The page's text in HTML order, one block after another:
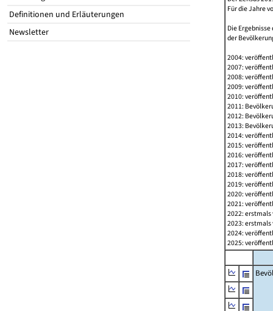
Definitionen und Erläuterungen
Newsletter
Für die Jahre
Die
der
2004:
2007:
2008:
2009:
2010:
2011:
2012:
2013:
2014:
2015:
2016:
2017:
2018:
2019:
2020:
2021:
2022:
2023:
2024:
2025: